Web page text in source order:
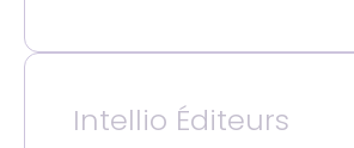
Intellio Éditeurs